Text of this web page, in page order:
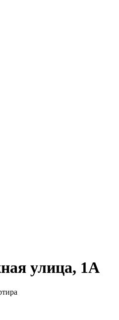
улица, 1А